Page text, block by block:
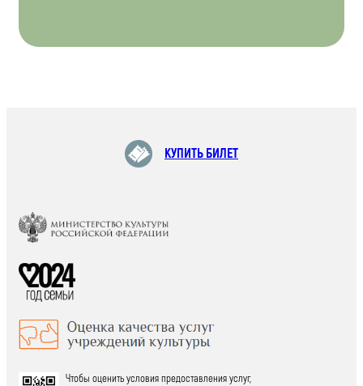
КУПИТЬ БИЛЕТ
Чтобы оценить условия предоставления услуг,